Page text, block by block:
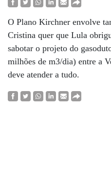
O Plano Kirchner envolve
Cristina quer que Lula
sabotar o projeto do
milhões de m3/dia) entre a
deve atender a tudo.